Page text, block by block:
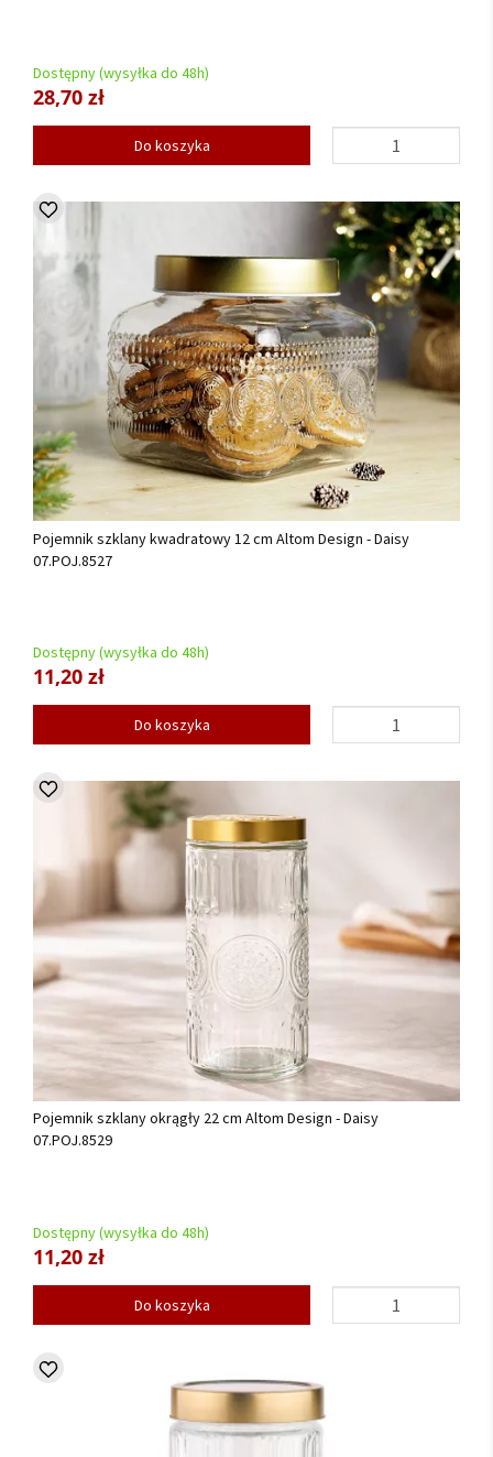
Dostępny (wysyłka do 48h)
28,70 zł
Do koszyka
Pojemnik szklany kwadratowy 12 cm Altom Design - Daisy
07.POJ.8527
Dostępny (wysyłka do 48h)
11,20 zł
Do koszyka
Pojemnik szklany okrągły 22 cm Altom Design - Daisy
07.POJ.8529
Dostępny (wysyłka do 48h)
11,20 zł
Do koszyka